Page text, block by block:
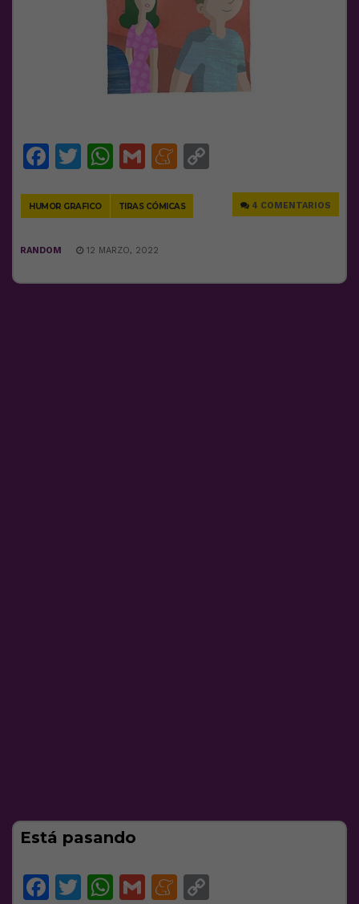
Facebook
Twitter
WhatsApp
GmailMeneame
HUMOR GRAFICO TIRAS CÓMICAS 4 COMENTARIOS
RANDOM 12 MARZO, 2022
Está pasando
Facebook
Twitter
WhatsApp
GmailMeneame